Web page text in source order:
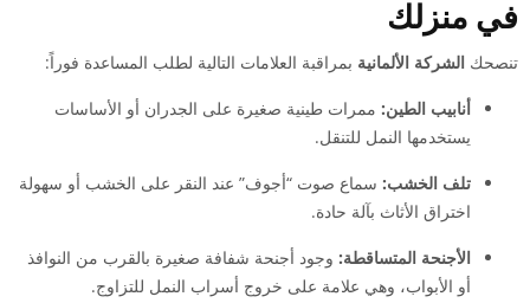
في منزلك
تنصحك الشركة الألمانية بمراقبة العلامات التالية لطلب المساعدة فوراً:
أنابيب الطين: ممرات طينية صغيرة على الجدران أو الأساسات
يستخدمها النمل للتنقل.
تلف الخشب: سماع صوت “أجوف” عند النقر على الخشب أو سهولة
اختراق الأثاث بآلة حادة.
الأجنحة المتساقطة: وجود أجنحة شفافة صغيرة بالقرب من النوافذ
أو الأبواب، وهي علامة على خروج أسراب النمل للتزاوج.